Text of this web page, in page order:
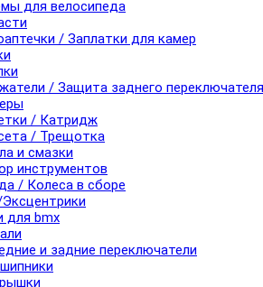
для велосипеда
/ Заплатки для камер
/ Защита заднего переключателя
/ Катридж
/ Трещотка
и смазки
инструментов
/ Колеса в сборе
для bmx
и задние переключатели